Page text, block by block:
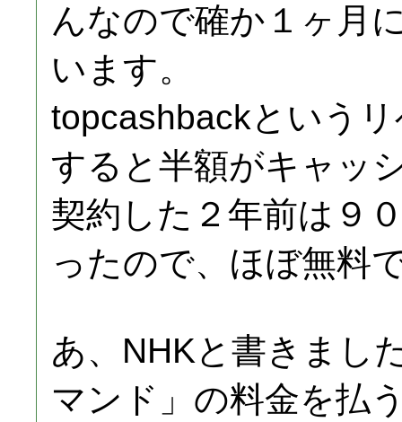
んなので確か１ヶ月
います。
topcashbackという
すると半額がキャッ
契約した２年前は９
ったので、ほぼ無料
あ、NHKと書きまし
マンド」の料金を払